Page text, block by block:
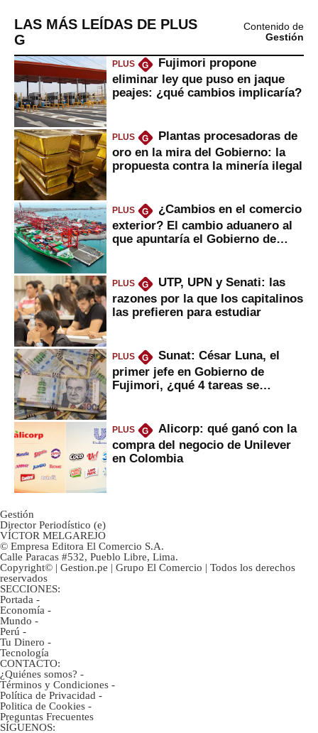
LAS MÁS LEÍDAS DE PLUS
G
Contenido de
Gestión
PLUS G
Fujimori propone
eliminar ley que puso en jaque
peajes: ¿qué cambios implicaría?
PLUS G
Plantas procesadoras de
oro en la mira del Gobierno: la
propuesta contra la minería ilegal
PLUS G
¿Cambios en el comercio
exterior? El cambio aduanero al
que apuntaría el Gobierno de
PLUS G
UTP, UPN y Senati: las
razones por la que los capitalinos
las prefieren para estudiar
PLUS G
Sunat: César Luna, el
primer jefe en Gobierno de
Fujimori, ¿qué 4 tareas se
PLUS G
Alicorp: qué ganó con la
compra del negocio de Unilever
en Colombia
Gestión
Director Periodístico (e)
VÍCTOR MELGAREJO
© Empresa Editora El Comercio S.A.
Calle Paracas #532, Pueblo Libre, Lima.
Copyright© | Gestion.pe | Grupo El Comercio | Todos los derechos
reservados
SECCIONES:
Portada -
Economía -
Mundo -
Perú -
Tu Dinero -
Tecnología
CONTACTO:
¿Quiénes somos? -
Términos y Condiciones -
Política de Privacidad -
Politica de Cookies -
Preguntas Frecuentes
SÍGUENOS: